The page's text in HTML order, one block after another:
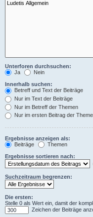
Unterforen durchsuchen:
Ja
Nein
Innerhalb suchen:
Betreff und Text der Beiträge
Nur im Text der Beiträge
Nur im Betreff der Themen
Nur im ersten Beitrag der
Ergebnisse anzeigen als:
Beiträge
Themen
Ergebnisse sortieren nach:
Suchzeitraum begrenzen:
Die ersten:
Stelle 0 als Wert ein, damit der
Zeichen der Beiträge